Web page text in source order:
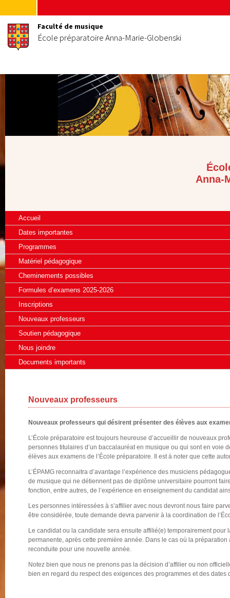
Faculté de musique
École préparatoire Anna-Marie-Globenski
Anna-
Accueil
Dates importantes
Programmes
Matériel pédagogique
Cheminements possibles
Formules d’examens 2025-2026
Inscriptions
Nouveaux professeurs
Soutien pédagogique
Nous joindre
Documents importants
Nouveaux professeurs
Nouveaux professeurs qui désirent présenter des élèves aux
L’École préparatoire est toujours heureuse d’accueillir de nouveaux
personnes titulaires d’un baccalauréat en musique ou qui sont en voie
élèves aux examens de l’École préparatoire. Il est à noter que cette
L’ÉPAMG reconnaitra d’avantage l’expérience des musiciens
de musique qui ne détiennent pas de diplôme universitaire pourront
fonction, entre autres, de l’expérience en enseignement du candidat
Les personnes intéressées à s’affilier avec nous devront nous faire
être considérée, toute demande devra parvenir à la coordination de
Le candidat ou la candidate sera ensuite affilié(e) temporairement
permanente, après cette première année. Dans le cas où la
reconduite pour une nouvelle année.
Notez bien que nous ne prenons pas la décision d’affilier ou non
bien en regard du respect des exigences des programmes et des dates